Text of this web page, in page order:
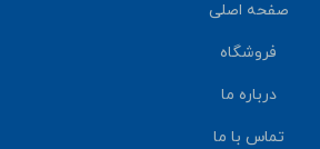
صفحه اصلی
فروشگاه
درباره ما
تماس با ما